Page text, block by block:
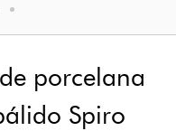
porcelana
Spiro